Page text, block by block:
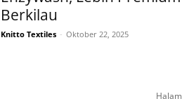
Berkilau
Knitto Textiles - Oktober 22, 2025